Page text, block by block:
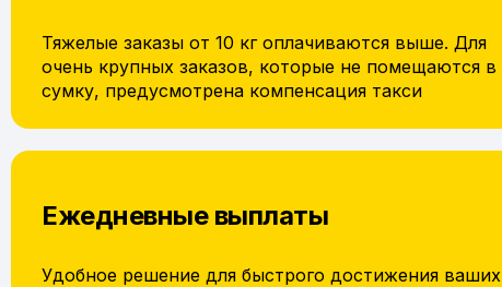
Тяжелые заказы от 10 кг оплачиваются выше. Для
очень крупных заказов, которые не помещаются в
сумку, предусмотрена компенсация такси
Ежедневные выплаты
Удобное решение для быстрого достижения ваших